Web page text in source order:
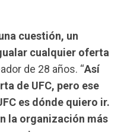
cuestión, un
cualquier oferta
de 28 años. “Así
de UFC, pero ese
es dónde quiero ir.
la organización más